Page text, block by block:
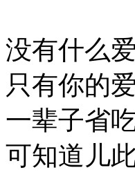
没有什么
只有你的
一辈子省
可知道儿